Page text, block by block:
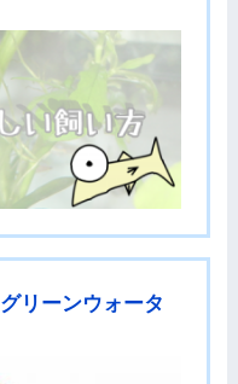
リーンウォータ